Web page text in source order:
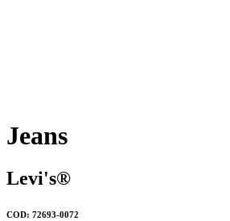
Jeans
Levi's®
COD: 72693-0072